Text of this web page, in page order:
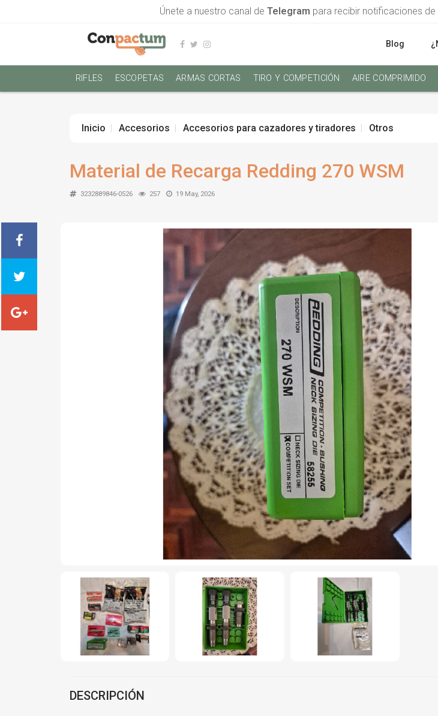
Únete a nuestro canal de Telegram para recibir notificaciones
Blog
RIFLES ESCOPETAS ARMAS CORTAS TIRO Y COMPETICIÓN AIRE COMPRIMIDO
Inicio Accesorios Accesorios para cazadores y tiradores Otros
Material de Recarga Redding 270 WSM
3232889846-0526 257 19 May, 2026
DESCRIPCIÓN